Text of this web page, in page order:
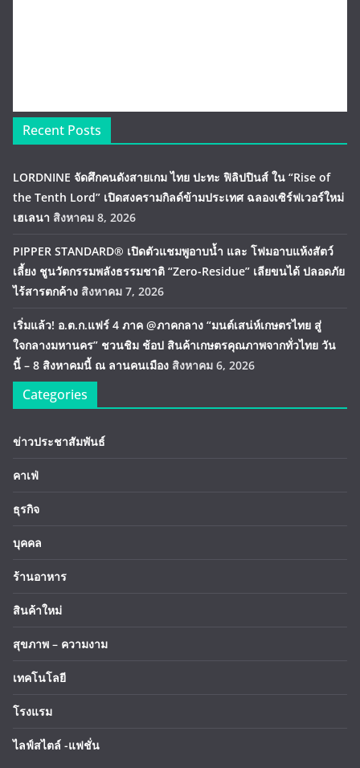
Recent Posts
LORDNINE จัดศึกคนดังสายเกม ไทย ปะทะ ฟิลิปปินส์ ใน “Rise of
the Tenth Lord” เปิดสงครามกิลด์ข้ามประเทศ ฉลองเซิร์ฟเวอร์ใหม่
เฮเลนา สิงหาคม 8, 2026
PIPPER STANDARD® เปิดตัวแชมพูอาบน้ำ และ โฟมอาบแห้งสัตว์
เลี้ยง ชูนวัตกรรมพลังธรรมชาติ “Zero-Residue” เลียขนได้ ปลอดภัย
ไร้สารตกค้าง สิงหาคม 7, 2026
เริ่มแล้ว! อ.ต.ก.แฟร์ 4 ภาค @ภาคกลาง “มนต์เสน่ห์เกษตรไทย สู่
ใจกลางมหานคร” ชวนชิม ช้อป สินค้าเกษตรคุณภาพจากทั่วไทย วัน
นี้ – 8 สิงหาคมนี้ ณ ลานคนเมือง สิงหาคม 6, 2026
Categories
ข่าวประชาสัมพันธ์
คาเฟ่
ธุรกิจ
บุคคล
ร้านอาหาร
สินค้าใหม่
สุขภาพ – ความงาม
เทคโนโลยี
โรงแรม
ไลฟ์สไตล์ -แฟชั่น